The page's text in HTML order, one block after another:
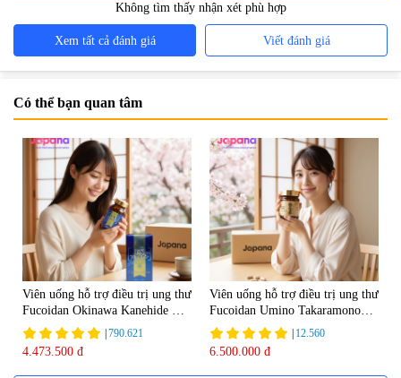
Không tìm thấy nhận xét phù hợp
Xem tất cả đánh giá Viết đánh giá
Có thể bạn quan tâm
Viên uống hỗ trợ điều trị ung thư
Fucoidan Okinawa Kanehide Bio
EX 323mg - 150 viên
790.621
4.473.500 đ
Viên uống hỗ trợ điều trị ung thư
Fucoidan Umino Takaramono
130 viên - Date 04/2027
12.560
6.500.000 đ